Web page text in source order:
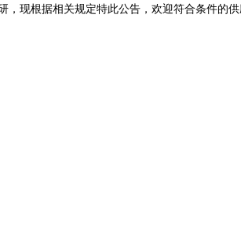
现根据相关规定特此公告，欢迎符合条件的供